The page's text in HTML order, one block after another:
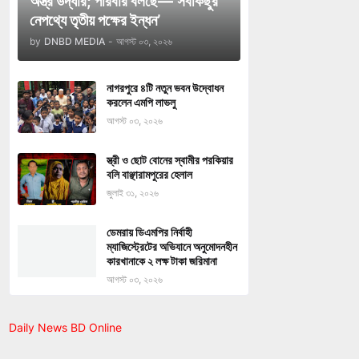
নেপথ্যে তৃতীয় পক্ষের ইন্ধন’
by DNBD MEDIA - আগস্ট ০৩, ২০২৬
নাগরপুরে ৪টি নতুন ভবন উদ্বোধন
করলেন এমপি লাভলু
আগস্ট ০৩, ২০২৬
স্ত্রী ও ছোট বোনের স্বামীর পরকিয়ার
বলি বাঞ্ছারামপুরের হেলাল
জুলাই ৩১, ২০২৬
ডেমরায় ডিএমপির নির্বাহী
ম্যাজিস্ট্রেটের অভিযানে অনুমোদনহীন
কারখানাকে ২ লক্ষ টাকা জরিমানা
আগস্ট ০৩, ২০২৬
Daily News BD Online